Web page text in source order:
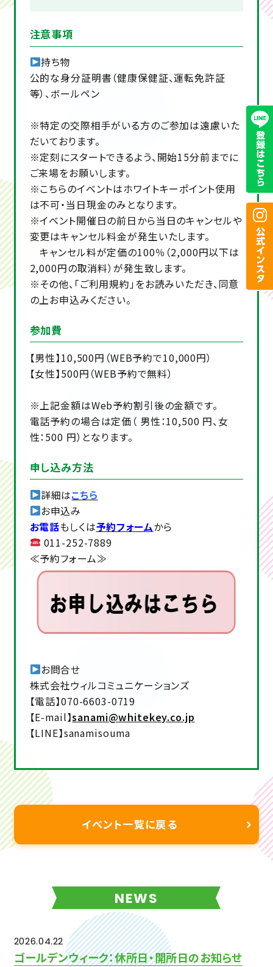
注意事項
持ち物
公的な身分証明書（健康保健証、運転免許証
等）、ボールペン
※特定の交際相手がいる方のご参加は遠慮いた
だいております。
※定刻にスタートできるよう、開始15分前までに
ご来場をお願いします。
※こちらのイベントはホワイトキーポイント使用
は不可・当日現金のみとなります。
※イベント開催日の前日から当日のキャンセルや
変更はキャンセル料金が発生いたします。
キャンセル料が定価の100％（2,000円以下は
2,000円の取消料）が発生致します。
※その他、「ご利用規約」をお読みいただき、同意
の上お申込みください。
参加費
【男性】10,500円（WEB予約で10,000円）
【女性】500円（WEB予約で無料）
※上記金額はWeb予約割引後の金額です。
電話予約の場合は定価（ 男性：10,500 円、女
性：500 円）となります。
申し込み方法
詳細はこちら
お申込み
お電話もしくは予約フォームから
011-252-7889
≪予約フォーム≫
お問合せ
株式会社ウィルコミュニケーションズ
【電話】070-6603-0719
【E-mail】sanami@whitekey.co.jp
【LINE】sanamisouma
イベント一覧に戻る
NEWS
2026.04.22
ゴールデンウィーク：休所日・開所日のお知らせ